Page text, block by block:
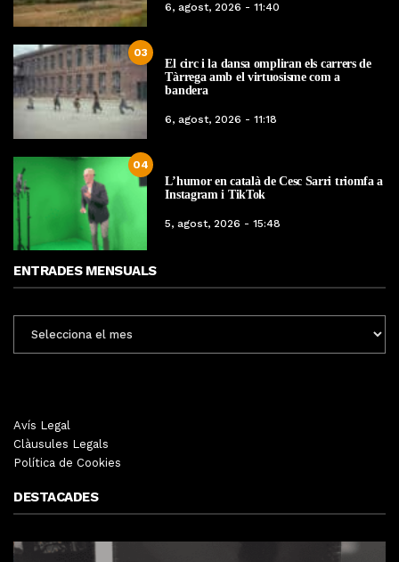
6, agost, 2026 - 11:40
03
El circ i la dansa ompliran els carrers de
Tàrrega amb el virtuosisme com a
bandera
6, agost, 2026 - 11:18
04
L’humor en català de Cesc Sarri triomfa a
Instagram i TikTok
5, agost, 2026 - 15:48
ENTRADES MENSUALS
MENSUALS
Avís Legal
Clàusules Legals
Política de Cookies
DESTACADES